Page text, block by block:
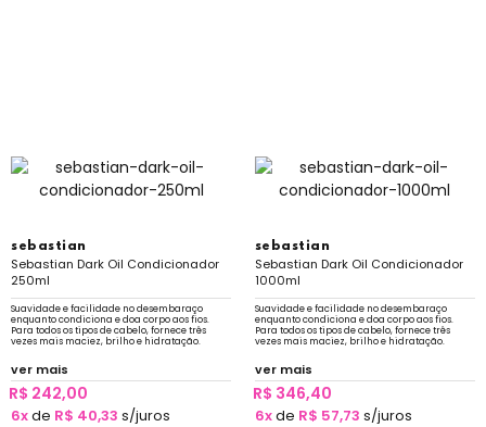
sebastian
Sebastian Dark Oil Condicionador
250ml
Suavidade e facilidade no desembaraço
enquanto condiciona e doa corpo aos fios.
Para todos os tipos de cabelo, fornece três
vezes mais maciez, brilho e hidratação.
ver mais
R$ 242,00
6xde R$ 40,33 s/juros
sebastian
Sebastian Dark Oil Condicionador
1000ml
Suavidade e facilidade no desembaraço
enquanto condiciona e doa corpo aos fios.
Para todos os tipos de cabelo, fornece três
vezes mais maciez, brilho e hidratação.
ver mais
R$ 346,40
6xde R$ 57,73 s/juros